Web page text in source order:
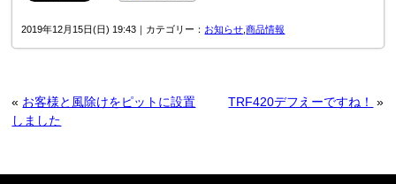
2019年12月15日(日) 19:43｜カテゴリー： お知らせ ,商品情報
« お客様と風除けをピットに設置
しました
TRF420デフえーですね！ »